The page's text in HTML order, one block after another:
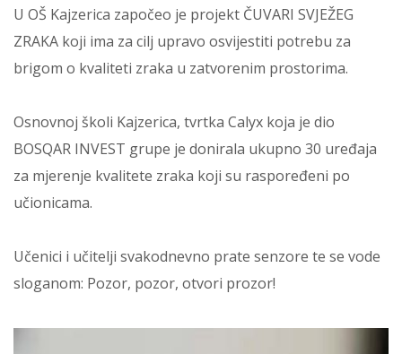
U OŠ Kajzerica započeo je projekt ČUVARI SVJEŽEG
ZRAKA koji ima za cilj upravo osvijestiti potrebu za
brigom o kvaliteti zraka u zatvorenim prostorima.
Osnovnoj školi Kajzerica, tvrtka Calyx koja je dio
BOSQAR INVEST grupe je donirala ukupno 30 uređaja
za mjerenje kvalitete zraka koji su raspoređeni po
učionicama.
Učenici i učitelji svakodnevno prate senzore te se vode
sloganom: Pozor, pozor, otvori prozor!